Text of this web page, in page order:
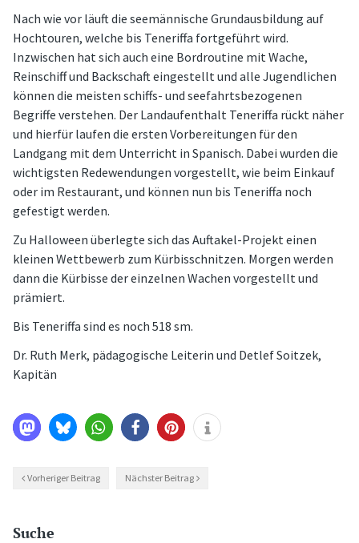
Nach wie vor läuft die seemännische Grundausbildung auf
Hochtouren, welche bis Teneriffa fortgeführt wird.
Inzwischen hat sich auch eine Bordroutine mit Wache,
Reinschiff und Backschaft eingestellt und alle Jugendlichen
können die meisten schiffs- und seefahrtsbezogenen
Begriffe verstehen. Der Landaufenthalt Teneriffa rückt näher
und hierfür laufen die ersten Vorbereitungen für den
Landgang mit dem Unterricht in Spanisch. Dabei wurden die
wichtigsten Redewendungen vorgestellt, wie beim Einkauf
oder im Restaurant, und können nun bis Teneriffa noch
gefestigt werden.
Zu Halloween überlegte sich das Auftakel-Projekt einen
kleinen Wettbewerb zum Kürbisschnitzen. Morgen werden
dann die Kürbisse der einzelnen Wachen vorgestellt und
prämiert.
Bis Teneriffa sind es noch 518 sm.
Dr. Ruth Merk, pädagogische Leiterin und Detlef Soitzek,
Kapitän
Vorheriger Beitrag Nächster Beitrag
Suche